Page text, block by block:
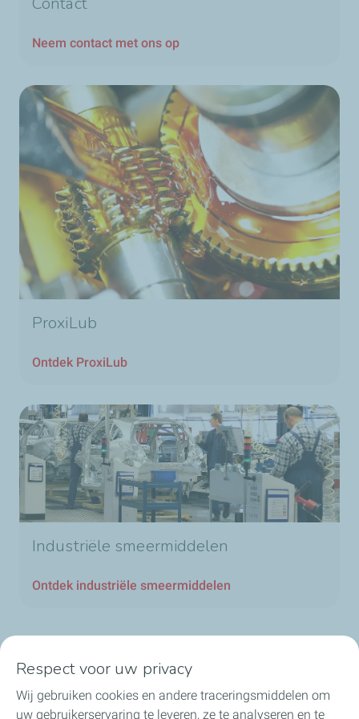
Neem contact met ons op
ProxiLub
Ontdek ProxiLub
Industriële smeermiddelen
Ontdek industriële smeermiddelen
Onze sectoren in België
Respect voor uw privacy
Wij gebruiken cookies en andere traceringsmiddelen om
uw gebruikerservaring te leveren, ze te analyseren en te